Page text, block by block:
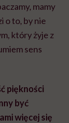
mamy
o to, by nie
który żyje z
sens
piękności
być
więcej się